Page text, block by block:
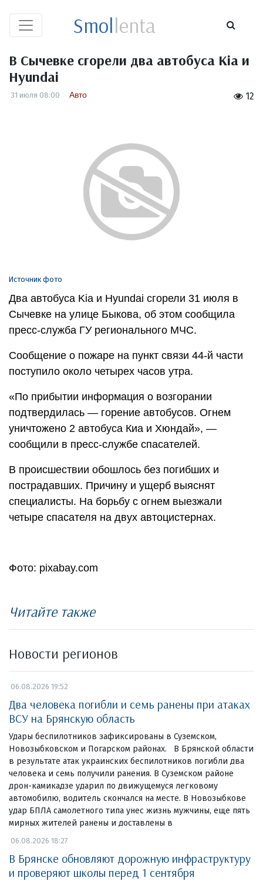
Smollenta
В Сычевке сгорели два автобуса Kia и
Hyundai
12
31 июля 08:00 Авто
Источник фото
Два автобуса Kia и Hyundai сгорели 31 июля в
Сычевке на улице Быкова, об этом сообщила
пресс-служба ГУ регионального МЧС.
Сообщение о пожаре на пункт связи 44-й части
поступило около четырех часов утра.
«По прибытии информация о возгорании
подтвердилась — горение автобусов. Огнем
уничтожено 2 автобуса Киа и Хюндай», —
сообщили в пресс-службе спасателей.
В происшествии обошлось без погибших и
пострадавших. Причину и ущерб выяснят
специалисты. На борьбу с огнем выезжали
четыре спасателя на двух автоцистернах.
Фото: pixabay.com
Читайте также
Новости регионов
06.08.2026 19:52
Два человека погибли и семь ранены при атаках
ВСУ на Брянскую область
Удары беспилотников зафиксированы в Суземском,
Новозыбковском и Погарском районах. В Брянской области
в результате атак украинских беспилотников погибли два
человека и семь получили ранения. В Суземском районе
дрон-камикадзе ударил по движущемуся легковому
автомобилю, водитель скончался на месте. В Новозыбкове
удар БПЛА самолетного типа унес жизнь мужчины, еще пять
мирных жителей ранены и доставлены в
06.08.2026 18:27
В Брянске обновляют дорожную инфраструктуру
и проверяют школы перед 1 сентября